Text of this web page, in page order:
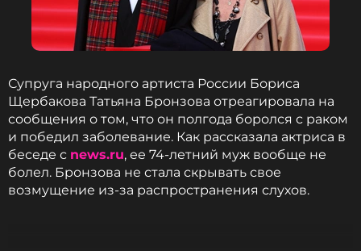
Супруга народного артиста России Бориса
Щербакова Татьяна Бронзова отреагировала на
сообщения о том, что он полгода боролся с раком
и победил заболевание. Как рассказала актриса в
беседе с news.ru, ее 74-летний муж вообще не
болел. Бронзова не стала скрывать свое
возмущение из-за распространения слухов.